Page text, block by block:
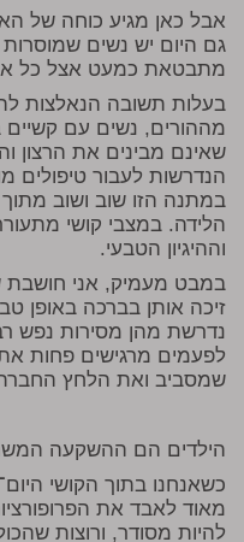
אבל כאן מגיע כוחה של
גם היום יש נשים
מתבטאת כמעט אצל כל
בעלות תשובה הנאלצות
מההורים, נשים עם קשיים
שאינם מבינים את הרצון
הנדרשות לעבור טיפולים
במתנה הזו שוב ושוב
הלידה. במצבי קושי
וההיגיון הטבעי.
במבט מעמיק, אני חושבת
זיכה אותן בברכה באופן
נדרשת מהן מסירות נפש
לפעמים מרגישים פחות
שמסביב ואת הלחץ
הילדים הם ההשקעה
כשאנחנו בתוך הקושי
מאוד לאבד את
להיות מסודר, ורוצות